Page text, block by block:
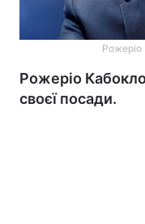
Рожеріо
Рожеріо
своєї посади.